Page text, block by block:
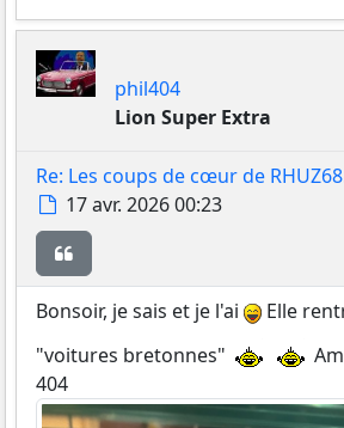
phil404
Lion Super Extra
Re: Les coups de cœur de
Message
17 avr. 2026 00:23
Bonsoir, je sais et je l'ai
Elle
"voitures bretonnes"
404